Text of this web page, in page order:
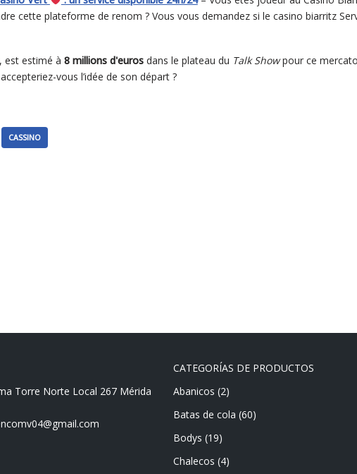
cette plateforme de renom ? Vous vous demandez si le casino biarritz
est estimé à 8 millions d'eurosdans le plateau du Talk Showpour ce
vous l’idée de son départ ?
CASSINO
Torre Norte Local 267 Mérida
CATEGORÍAS DE PRODUCTOS
Abanicos (2)
Batas de cola (60)
Bodys (19)
Chalecos (4)